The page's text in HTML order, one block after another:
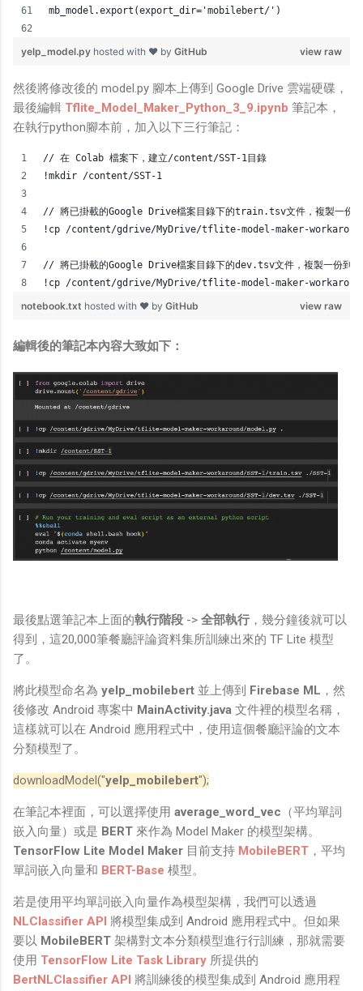
mb_model.export(export_dir='mobilebert/')
view raw
yelp_model.py hosted with ❤ by GitHub
然後將修改後的 model.py 腳本上傳到 Google Drive 雲端硬碟，
最後編輯 Tflite_Model_Maker_Python_3_9.ipynb 筆記本，
在執行python腳本前，加入以下三行筆記：
// 在 Colab 檔案下，建立/content/SST-1目錄
!mkdir /content/SST-1
// 將已掛載的Google Drive檔案目錄下的train.tsv文件，複製一份
!cp /content/gdrive/MyDrive/tflite-model-maker-
// 將已掛載的Google Drive檔案目錄下的dev.tsv文件，複製一份到
!cp /content/gdrive/MyDrive/tflite-model-maker-
view raw
notebook.txt hosted with ❤ by GitHub
編輯後的筆記本內容大致如下：
最後點選筆記本上面的執行階段 -> 全部執行 ，幾分鐘後就可以
得到，這20,000筆餐廳評論資料集所訓練出來的 TF Lite 模型
了。
將此模型命名為 yelp_mobilebert 並上傳到 Firebase ML ，然
後修改 Android 專案中 MainActivity.java 文件裡的模型名稱，
這樣就可以在 Android 應用程式中，使用這個餐廳評論的文本
分類模型了。
downloadModel("yelp_mobilebert");
在筆記本裡面，可以選擇使用 average_word_vec （平均單詞
嵌入向量）或是 BERT 來作為 Model Maker 的模型架構。
TensorFlow Lite Model Maker 目前支持 MobileBERT ，平均
單詞嵌入向量和 BERT-Base 模型。
若是使用平均單詞嵌入向量作為模型架構，我們可以透過
NLClassifier API 將模型集成到 Android 應用程式中。但如果
要以 MobileBERT 架構對文本分類模型進行行訓練，那就需要
使用 TensorFlow Lite Task Library 所提供的
BertNLClassifier API 將訓練後的模型集成到 Android 應用程